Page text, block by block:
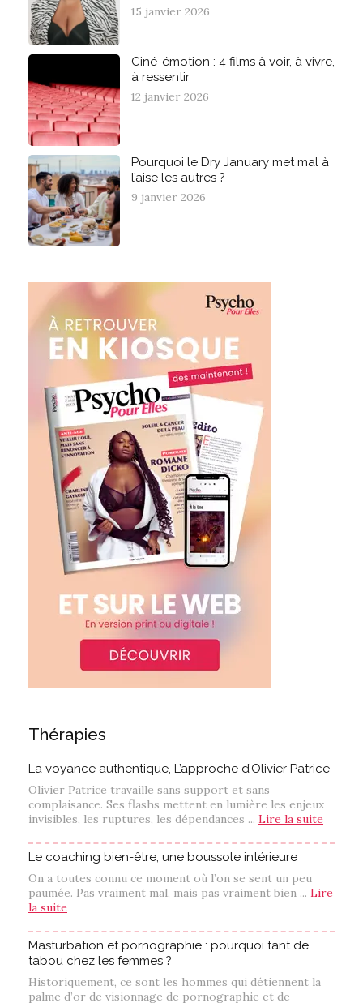
15 janvier 2026
Ciné-émotion : 4 films à voir, à vivre,
à ressentir
12 janvier 2026
Pourquoi le Dry January met mal à
l’aise les autres ?
9 janvier 2026
Thérapies
La voyance authentique, L’approche d’Olivier Patrice
Olivier Patrice travaille sans support et sans
complaisance. Ses flashs mettent en lumière les enjeux
invisibles, les ruptures, les dépendances ... Lire la suite
Le coaching bien-être, une boussole intérieure
On a toutes connu ce moment où l’on se sent un peu
paumée. Pas vraiment mal, mais pas vraiment bien ... Lire
la suite
Masturbation et pornographie : pourquoi tant de
tabou chez les femmes ?
Historiquement, ce sont les hommes qui détiennent la
palme d’or de visionnage de pornographie et de